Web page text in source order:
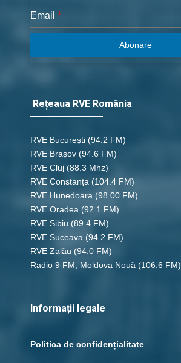
Email *
Abonare
Rețeaua RVE România
RVE București (94.2 FM)
RVE Brașov (94.6 FM)
RVE Cluj (88.3 Mhz)
RVE Constanța (104.4 FM)
RVE Hunedoara (98.00 FM)
RVE Oradea (92.1 FM)
RVE Sibiu (89.4 FM)
RVE Suceava (94.2 FM)
RVE Zalău (94.0 FM)
Radio 9 FM, Moldova Nouă (106.6 FM)
Informații legale
Politica de confidențialitate